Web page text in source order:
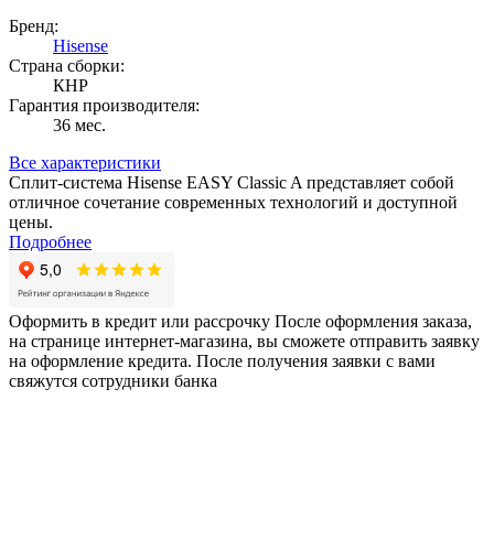
Бренд:
Hisense
Страна сборки:
КНР
Гарантия производителя:
36 мес.
Все характеристики
Сплит-система Hisense EASY Classic A представляет собой
отличное сочетание современных технологий и доступной
цены.
Подробнее
Оформить в кредит или рассрочку После оформления заказа,
на странице интернет-магазина, вы сможете отправить заявку
на оформление кредита. После получения заявки с вами
свяжутся сотрудники банка